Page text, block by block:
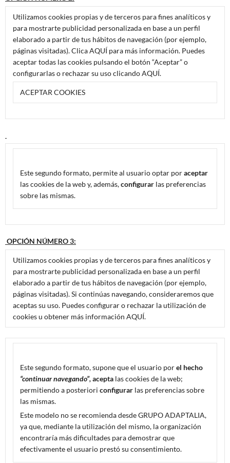
Utilizamos cookies propias y de terceros para fines analíticos y
para mostrarte publicidad personalizada en base a un perfil
elaborado a partir de tus hábitos de navegación (por ejemplo,
páginas visitadas). Clica AQUÍ para más información. Puedes
aceptar todas las cookies pulsando el botón “Aceptar” o
configurarlas o rechazar su uso clicando AQUÍ.
ACEPTAR COOKIES
Este segundo formato, permite al usuario optar poraceptar
las cookies de la web y, además,configurar las preferencias
sobre las mismas.
OPCIÓN NÚMERO 3:
Utilizamos cookies propias y de terceros para fines analíticos y
para mostrarte publicidad personalizada en base a un perfil
elaborado a partir de tus hábitos de navegación (por ejemplo,
páginas visitadas). Si continúas navegando, consideraremos que
aceptas su uso. Puedes configurar o rechazar la utilización de
cookies u obtener más información AQUÍ.
Este segundo formato, supone que el usuario porel hecho
“continuar navegando”,acepta las cookies de la web;
permitiendo a posterioriconfigurar las preferencias sobre
las mismas.
Este modelo no se recomienda desde GRUPO ADAPTALIA,
ya que, mediante la utilización del mismo, la organización
encontraría más dificultades para demostrar que
efectivamente el usuario prestó su consentimiento.